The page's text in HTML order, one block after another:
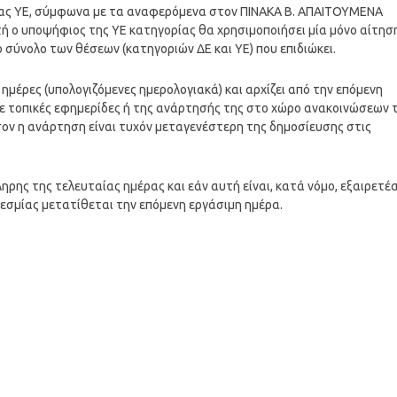
ΥΕ, σύμφωνα με τα αναφερόμενα στον ΠΙΝΑΚΑ Β. ΑΠΑΙΤΟΥΜΕΝΑ
υποψήφιος της ΥΕ κατηγορίας θα χρησιμοποιήσει μία μόνο
των θέσεων (κατηγοριών ΔΕ και ΥΕ) που επιδιώκει.
(υπολογιζόμενες ημερολογιακά) και αρχίζει από την επόμενη
εφημερίδες ή της ανάρτησής της στο χώρο ανακοινώσεων
ανάρτηση είναι τυχόν μεταγενέστερη της δημοσίευσης στις
της τελευταίας ημέρας και εάν αυτή είναι, κατά νόμο,
μετατίθεται την επόμενη εργάσιμη ημέρα.